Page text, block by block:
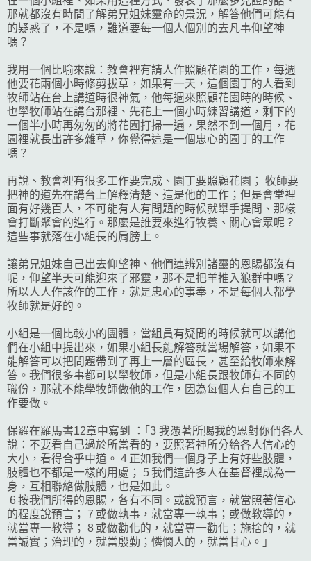
那就都沒有時間了解弟兄姐妹靈命的景況，解答他們可能有
的疑惑了，不是嗎，難道要每一個人個別的去凡事仰望神
嗎？
我用一個比喻來說：教會裡有請人作照顧花園的工作，每週
他要花兩個小時修剪拔草，如果有一天，這個園丁的人看到
牧師站在台上講道時很神氣，他每週來照顧花園時的時候、
也學牧師站在講台那裡、先花上一個小時練習講道，剩下的
一個半小時再匆匆的將花園打掃一遍，果然不到一個月，花
園裡就長出許多雜草，你覺得這是一個忠心的園丁的工作
嗎？
再說、教會裡有很多工作要完成、園丁要照顧花園； 牧師要
把神的道先在講台上解釋清楚、這是他的工作；但是會堂裡
面有好幾百人，不可能有人有問題的時候就舉手提問、那樣
會打斷聚會的進行。那麼是誰要來進行牧養、關心會眾呢？
這些事就落在小組長的肩膀上。
讓弟兄姐妹自己出去仰望神、他們連辨別諸靈的恩賜都沒有
呢，仰望半天可能迎來了邪靈，那不是把羊推入狼群中嗎？
所以人人作該作的工作，就是忠心的事奉，不是每個人都學
牧師就是好的。
小組是一個比較小的團體，當組員有疑問的時候就可以講他
們在小組中提出來，如果小組長能解答就當場解答，如果不
能解答可以把問題帶到了再上一層的區長，甚至給牧師來解
答。我們很多事都可以學牧師，但是小組長跟牧師有不同的
職份，那就不能學牧師做他的工作，因為每個人有自己的工
作要做。
保羅在羅馬書12章中寫到 ：｢3 我憑著所賜我的恩對你們各人
說：不要看自己過於所當看的，要照著神所分給各人信心的
大小，看得合乎中道。 4 正如我們一個身子上有好些肢體，
肢體也不都是一樣的用處； 5 我們這許多人在基督裡成為一
身，互相聯絡做肢體，也是如此。
6 按我們所得的恩賜，各有不同。或說預言，就當照著信心
的程度說預言； 7 或做執事，就當專一執事；或做教導的，
就當專一教導； 8 或做勸化的，就當專一勸化；施捨的，就
當誠實；治理的，就當殷勤；憐憫人的，就當甘心。｣